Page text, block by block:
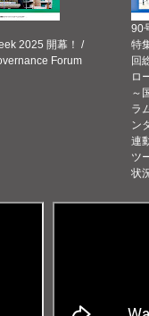
2025 開幕！ /
Forum
90
特
回
ロ
～
ラ
ン
連
ツ
状